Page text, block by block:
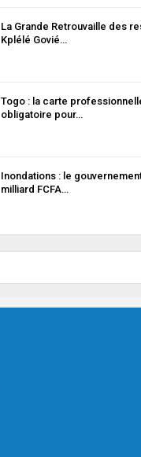
La Grande Retrouvaille des
Kplélé Govié…
Togo : la carte
obligatoire pour…
Inondations : le
milliard FCFA…